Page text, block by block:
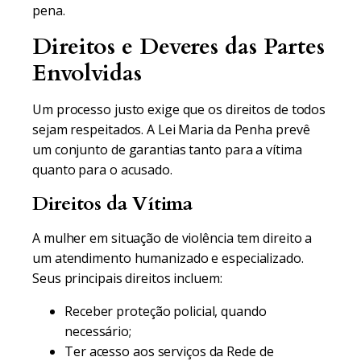
pena.
Direitos e Deveres das Partes
Envolvidas
Um processo justo exige que os direitos de todos
sejam respeitados. A Lei Maria da Penha prevê
um conjunto de garantias tanto para a vítima
quanto para o acusado.
Direitos da Vítima
A mulher em situação de violência tem direito a
um atendimento humanizado e especializado.
Seus principais direitos incluem:
Receber proteção policial, quando
necessário;
Ter acesso aos serviços da Rede de